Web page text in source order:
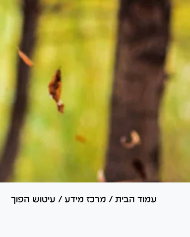
עמוד הבית / מרכז מידע / עיטוש הפוך